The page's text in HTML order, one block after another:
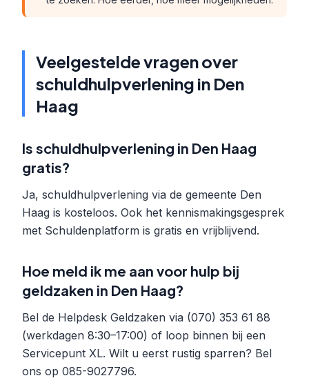
Veelgestelde vragen over
schuldhulpverlening in Den
Haag
Is schuldhulpverlening in Den Haag
gratis?
Ja, schuldhulpverlening via de gemeente Den
Haag is kosteloos. Ook het kennismakingsgesprek
met Schuldenplatform is gratis en vrijblijvend.
Hoe meld ik me aan voor hulp bij
geldzaken in Den Haag?
Bel de Helpdesk Geldzaken via (070) 353 61 88
(werkdagen 8:30–17:00) of loop binnen bij een
Servicepunt XL. Wilt u eerst rustig sparren? Bel
ons op 085-9027796.